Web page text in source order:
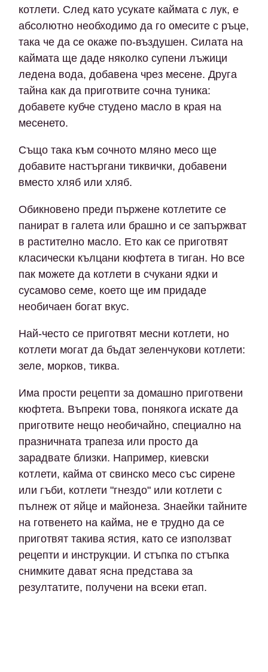
котлети. След като усукате каймата с лук, е
абсолютно необходимо да го омесите с ръце,
така че да се окаже по-въздушен. Силата на
каймата ще даде няколко супени лъжици
ледена вода, добавена чрез месене. Друга
тайна как да приготвите сочна туника:
добавете кубче студено масло в края на
месенето.
Също така към сочното мляно месо ще
добавите настъргани тиквички, добавени
вместо хляб или хляб.
Обикновено преди пържене котлетите се
панират в галета или брашно и се запържват
в растително масло. Ето как се приготвят
класически кълцани кюфтета в тиган. Но все
пак можете да котлети в счукани ядки и
сусамово семе, което ще им придаде
необичаен богат вкус.
Най-често се приготвят месни котлети, но
котлети могат да бъдат зеленчукови котлети:
зеле, морков, тиква.
Има прости рецепти за домашно приготвени
кюфтета. Въпреки това, понякога искате да
приготвите нещо необичайно, специално на
празничната трапеза или просто да
зарадвате близки. Например, киевски
котлети, кайма от свинско месо със сирене
или гъби, котлети "гнездо" или котлети с
пълнеж от яйце и майонеза. Знаейки тайните
на готвенето на кайма, не е трудно да се
приготвят такива ястия, като се използват
рецепти и инструкции. И стъпка по стъпка
снимките дават ясна представа за
резултатите, получени на всеки етап.